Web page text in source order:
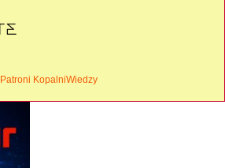
Patroni KopalniWiedzy